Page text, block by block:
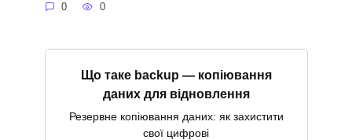
0 0
Що таке backup — копіювання
даних для відновлення
Резервне копіювання даних: як захистити
свої цифрові